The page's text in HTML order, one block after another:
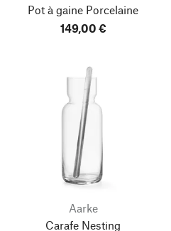
Pot à gaine Porcelaine
149,00 €
Aarke
Carafe Nesting